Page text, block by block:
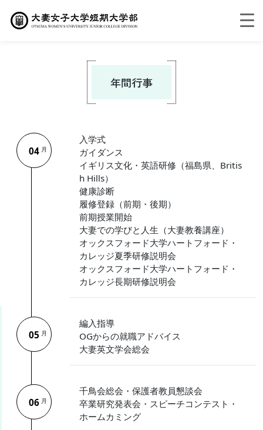
年間行事
04 月
入学式
ガイダンス
イギリス文化・英語研修（福島県、Britis
h Hills）
健康診断
履修登録（前期・後期）
前期授業開始
大妻での学びと人生（大妻教養講座）
オックスフォード大学ハートフォード・
カレッジ夏季研修説明会
オックスフォード大学ハートフォード・
カレッジ長期研修説明会
05 月
編入指導
OGからの就職アドバイス
大妻英文学会総会
06 月
千鳥会総会・保護者教員懇談会
卒業研究発表会・スピーチコンテスト・
ホームカミング